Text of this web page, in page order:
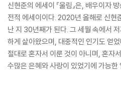
신현준의 에세이 『울림』은, 배우이자
전적 에세이이다. 2020년 올해로 신현
난 지 30년째가 된다. 그 세월 속에서
하게 살아왔으며, 대중적인 인기도 얻
절대로 혼자서 이룬 것이 아니며, 혼자
수많은 은혜와 사랑이 있었기에 가능한